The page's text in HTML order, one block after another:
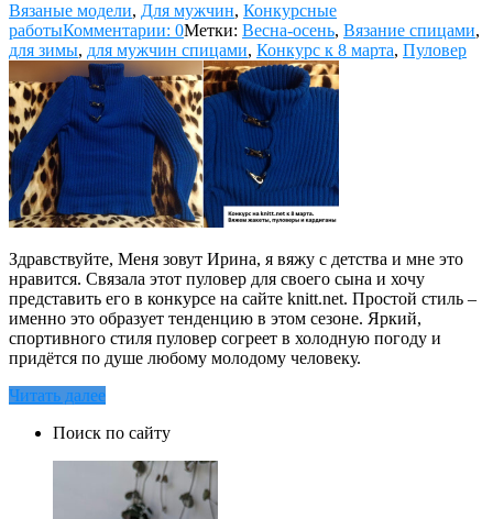
Вязаные модели, Для мужчин, Конкурсные
работыКомментарии: 0Метки: Весна-осень, Вязание спицами,
для зимы, для мужчин спицами, Конкурс к 8 марта, Пуловер
Здравствуйте, Меня зовут Ирина, я вяжу с детства и мне это
нравится. Связала этот пуловер для своего сына и хочу
представить его в конкурсе на сайте knitt.net. Простой стиль –
именно это образует тенденцию в этом сезоне. Яркий,
спортивного стиля пуловер согреет в холодную погоду и
придётся по душе любому молодому человеку.
Читать далее
Поиск по сайту